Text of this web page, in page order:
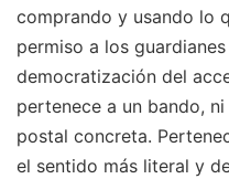
comprando y usando lo
permiso a los
democratización del
pertenece a un bando,
postal concreta.
el sentido más literal y